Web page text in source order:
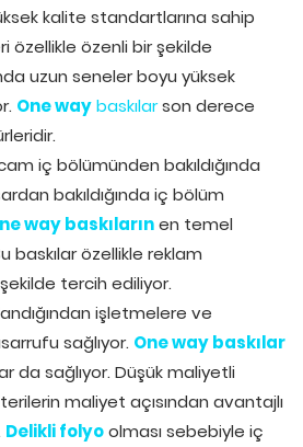
kalite standartlarına sahip
özellikle özenli bir şekilde
uzun seneler boyu yüksek
One waybaskılarson derece
iç bölümünden bakıldığında
bakıldığında iç bölüm
way baskılarınen temel
baskılar özellikle reklam
tercih ediliyor.
işletmelere ve
sağlıyor. One way baskılar
da sağlıyor. Düşük maliyetli
maliyet açısından avantajlı
Delikli folyoolması sebebiyle iç